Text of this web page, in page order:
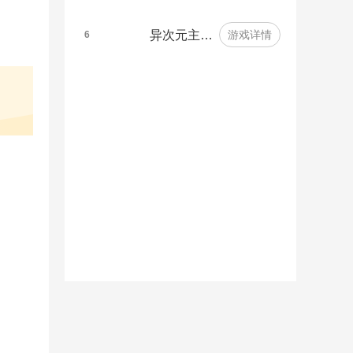
6 异次元主… 游戏详情